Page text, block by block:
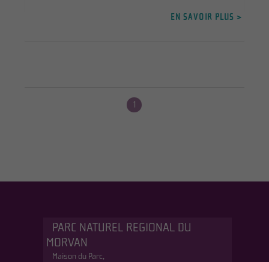
EN SAVOIR PLUS >
1
PARC NATUREL REGIONAL DU
MORVAN
Maison du Parc,